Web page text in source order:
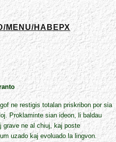
MENU/НАВЕРХ
ne restigis totalan priskribon por sia
Proklaminte sian ideon, li baldau
grave ne al chiuj, kaj poste
uzado kaj evoluado la lingvon.